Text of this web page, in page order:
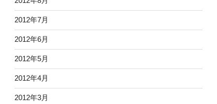
2012年7月
2012年6月
2012年5月
2012年4月
2012年3月